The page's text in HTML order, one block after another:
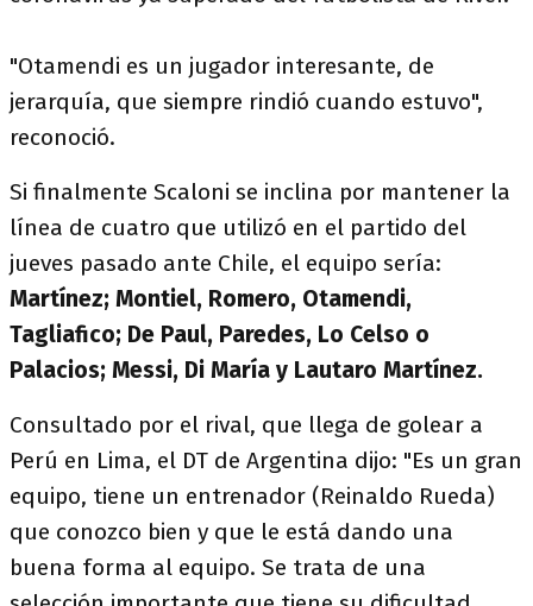
"Otamendi es un jugador interesante, de
jerarquía, que siempre rindió cuando estuvo",
reconoció.
Si finalmente Scaloni se inclina por mantener la
línea de cuatro que utilizó en el partido del
jueves pasado ante Chile, el equipo sería:
Martínez; Montiel, Romero, Otamendi,
Tagliafico; De Paul, Paredes, Lo Celso o
Palacios; Messi, Di María y Lautaro Martínez.
Consultado por el rival, que llega de golear a
Perú en Lima, el DT de Argentina dijo: "Es un gran
equipo, tiene un entrenador (Reinaldo Rueda)
que conozco bien y que le está dando una
buena forma al equipo. Se trata de una